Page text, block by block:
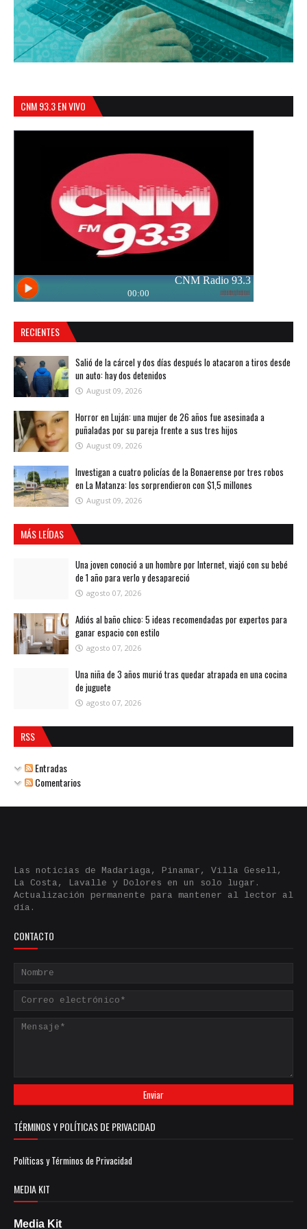
CNM 93.3 EN VIVO
RECIENTES
Salió de la cárcel y dos días después lo atacaron a tiros desde
un auto: hay dos detenidos
August 09, 2026
Horror en Luján: una mujer de 26 años fue asesinada a
puñaladas por su pareja frente a sus tres hijos
August 09, 2026
Investigan a cuatro policías de la Bonaerense por tres robos
en La Matanza: los sorprendieron con $1,5 millones
August 09, 2026
MÁS LEÍDAS
Una joven conoció a un hombre por Internet, viajó con su bebé
de 1 año para verlo y desapareció
agosto 07, 2026
Adiós al baño chico: 5 ideas recomendadas por expertos para
ganar espacio con estilo
agosto 07, 2026
Una niña de 3 años murió tras quedar atrapada en una cocina
de juguete
agosto 07, 2026
RSS
Entradas
Comentarios
Las noticias de Madariaga, Pinamar, Villa Gesell,
La Costa, Lavalle y Dolores en un solo lugar.
Actualización permanente para mantener al lector al
día.
CONTACTO
TÉRMINOS Y POLÍTICAS DE PRIVACIDAD
Políticas y Términos de Privacidad
MEDIA KIT
Media Kit